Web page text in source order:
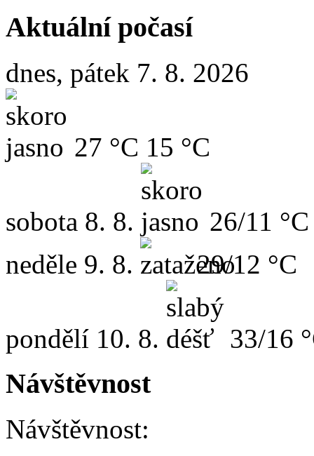
Aktuální počasí
dnes, pátek 7. 8. 2026
27 °C 15 °C
sobota 8. 8.
26/11 °C
neděle 9. 8. 29/12 °C
pondělí 10. 8. 33/16
Návštěvnost
Návštěvnost: